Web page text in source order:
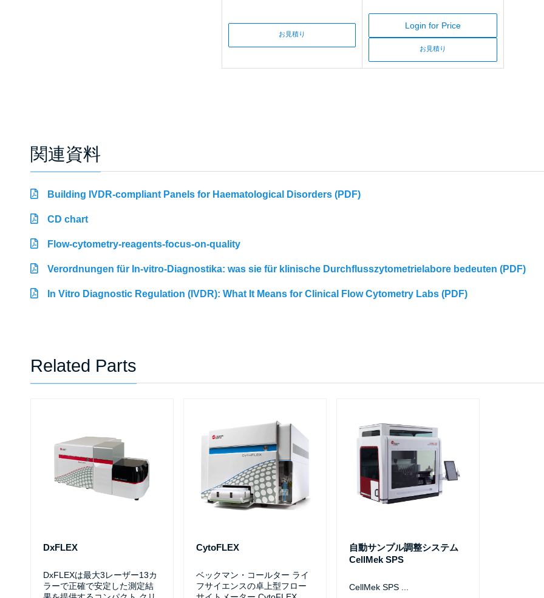
お見積り
Login for Price
お見積り
関連資料
Building IVDR-compliant Panels for Haematological Disorders (PDF)
CD chart
Flow-cytometry-reagents-focus-on-quality
Verordnungen für In-vitro-Diagnostika: was sie für klinische Durchflusszytometrielabore bedeuten (PDF)
In Vitro Diagnostic Regulation (IVDR): What It Means for Clinical Flow Cytometry Labs (PDF)
Related Parts
DxFLEX
DxFLEXは最大3レーザー13カ
ラーで正確で安定した測定結
CytoFLEX
ベックマン・コールター ライ
フサイエンスの卓上型フロー
自動サンプル調整システム
CellMek SPS
CellMek SPS